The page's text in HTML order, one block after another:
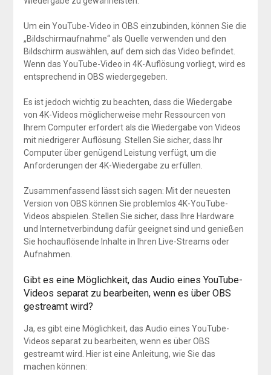
Um ein YouTube-Video in OBS einzubinden, können Sie die
„Bildschirmaufnahme“ als Quelle verwenden und den
Bildschirm auswählen, auf dem sich das Video befindet.
Wenn das YouTube-Video in 4K-Auflösung vorliegt, wird es
entsprechend in OBS wiedergegeben.
Es ist jedoch wichtig zu beachten, dass die Wiedergabe
von 4K-Videos möglicherweise mehr Ressourcen von
Ihrem Computer erfordert als die Wiedergabe von Videos
mit niedrigerer Auflösung. Stellen Sie sicher, dass Ihr
Computer über genügend Leistung verfügt, um die
Anforderungen der 4K-Wiedergabe zu erfüllen.
Zusammenfassend lässt sich sagen: Mit der neuesten
Version von OBS können Sie problemlos 4K-YouTube-
Videos abspielen. Stellen Sie sicher, dass Ihre Hardware
und Internetverbindung dafür geeignet sind und genießen
Sie hochauflösende Inhalte in Ihren Live-Streams oder
Aufnahmen.
Gibt es eine Möglichkeit, das Audio eines YouTube-
Videos separat zu bearbeiten, wenn es über OBS
gestreamt wird?
Ja, es gibt eine Möglichkeit, das Audio eines YouTube-
Videos separat zu bearbeiten, wenn es über OBS
gestreamt wird. Hier ist eine Anleitung, wie Sie das
machen können: